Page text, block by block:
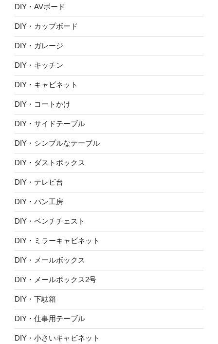
DIY・AVボード
DIY・カップボード
DIY・ガレージ
DIY・キッチン
DIY・キャビネット
DIY・コートかけ
DIY・サイドテーブル
DIY・シンプルなテーブル
DIY・ダストボックス
DIY・テレビ台
DIY・パン工房
DIY・ベンチチェスト
DIY・ミラーキャビネット
DIY・メールボックス
DIY・メールボックス2号
DIY・下駄箱
DIY・仕事用テーブル
DIY・小さいキャビネット